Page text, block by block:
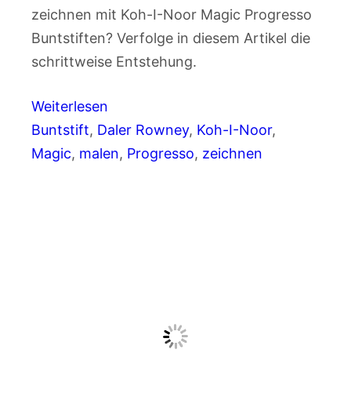
zeichnen mit Koh-I-Noor Magic Progresso
Buntstiften? Verfolge in diesem Artikel die
schrittweise Entstehung.
Weiterlesen
Buntstift, Daler Rowney, Koh-I-Noor
Magic, malen, Progresso, zeichnen